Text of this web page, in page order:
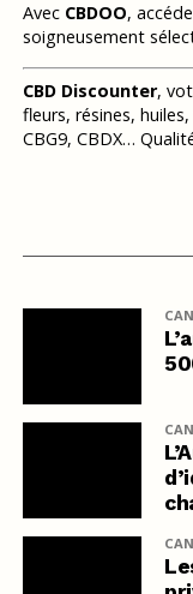
Avec CBDOO,
soigneusement
CBD Discounter,
fleurs, résines,
CBG9, CBDX…